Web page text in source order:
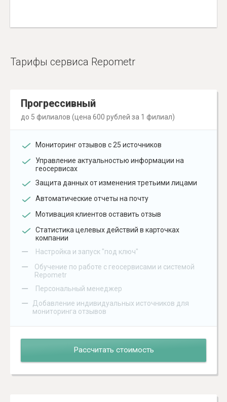
Тарифы сервиса Repometr
Прогрессивный
до 5 филиалов (цена 600 рублей за 1 филиал)
Мониторинг отзывов с 25 источников
Управление актуальностью информации на
геосервисах
Защита данных от изменения третьими лицами
Автоматические отчеты на почту
Мотивация клиентов оставить отзыв
Статистика целевых действий в карточках
компании
– Настройка и запуск "под ключ"
–
Обучение по работе с геосервисами и системой
Repometr
– Персональный менеджер
–
Добавление индивидуальных источников для
мониторинга отзывов
Рассчитать стоимость